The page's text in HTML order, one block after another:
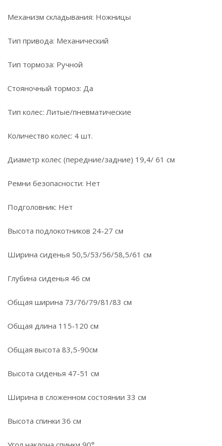
Механизм складывания: Ножницы
Тип привода: Механический
Тип тормоза: Ручной
Стояночный тормоз: Да
Тип колес: Литые/пневматические
Количество колес: 4 шт.
Диаметр колес (передние/задние) 19,4/ 61 см
Ремни безопасности: Нет
Подголовник: Нет
Высота подлокотников 24-27 см
Ширина сиденья 50,5/53/56/58,5/61 см
Глубина сиденья 46 см
Общая ширина 73/76/79/81/83 см
Общая длина 115-120 см
Общая высота 83,5-90см
Высота сиденья 47-51 см
Ширина в сложенном состоянии 33 см
Высота спинки 36 см